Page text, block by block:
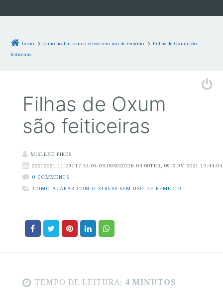
Início como acabar com o stress sem uso de remédio
Filhas de Oxum são
feiticeiras
Filhas de Oxum
são feiticeiras
MISLENE PIRES
20212021-11-09T17:44:04-03:00302021B-03:00TER, 09 NOV 2021
0 COMMENTS
COMO ACABAR COM O STRESS SEM USO DE REMÉDIO
TEMPO DE LEITURA: 4 MINUTOS